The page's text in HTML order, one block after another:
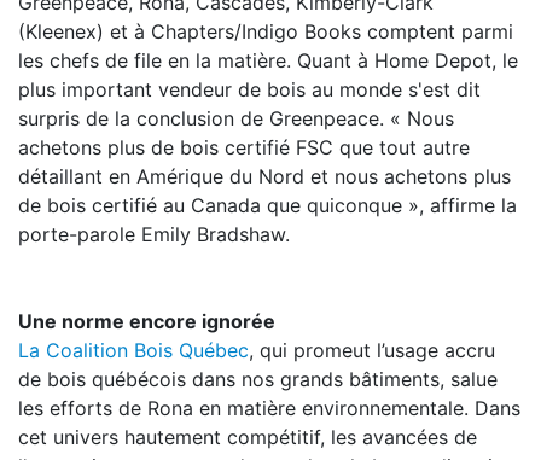
(Kleenex) et à Chapters/Indigo Books comptent parmi
les chefs de file en la matière. Quant à Home Depot, le
plus important vendeur de bois au monde s'est dit
surpris de la conclusion de Greenpeace. « Nous
achetons plus de bois certifié FSC que tout autre
détaillant en Amérique du Nord et nous achetons plus
de bois certifié au Canada que quiconque », affirme la
porte-parole Emily Bradshaw.
Une norme encore ignorée
La Coalition Bois Québec, qui promeut l’usage accru
de bois québécois dans nos grands bâtiments, salue
les efforts de Rona en matière environnementale. Dans
cet univers hautement compétitif, les avancées de